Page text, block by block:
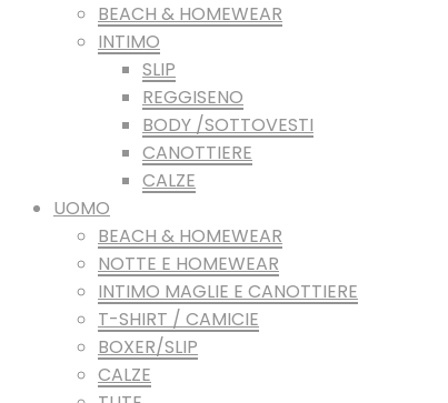
BEACH & HOMEWEAR
INTIMO
SLIP
REGGISENO
BODY /SOTTOVESTI
CANOTTIERE
CALZE
UOMO
BEACH & HOMEWEAR
NOTTE E HOMEWEAR
INTIMO MAGLIE E CANOTTIERE
T-SHIRT / CAMICIE
BOXER/SLIP
CALZE